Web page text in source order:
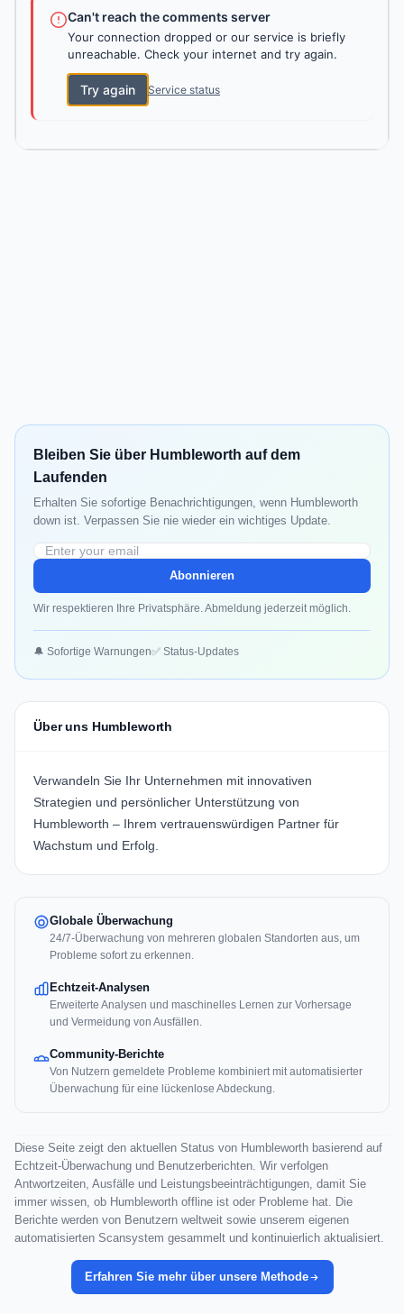
Can't reach the comments server
Your connection dropped or our service is briefly
unreachable. Check your internet and try again.
Try again Service status
Bleiben Sie über Humbleworth auf dem
Laufenden
Erhalten Sie sofortige Benachrichtigungen, wenn Humbleworth
down ist. Verpassen Sie nie wieder ein wichtiges Update.
Abonnieren
Wir respektieren Ihre Privatsphäre. Abmeldung jederzeit möglich.
🔔 Sofortige Warnungen✅ Status-Updates
Über uns Humbleworth
Verwandeln Sie Ihr Unternehmen mit innovativen
Strategien und persönlicher Unterstützung von
Humbleworth – Ihrem vertrauenswürdigen Partner für
Wachstum und Erfolg.
Globale Überwachung
24/7-Überwachung von mehreren globalen Standorten aus, um
Probleme sofort zu erkennen.
Echtzeit-Analysen
Erweiterte Analysen und maschinelles Lernen zur Vorhersage
und Vermeidung von Ausfällen.
Community-Berichte
Von Nutzern gemeldete Probleme kombiniert mit automatisierter
Überwachung für eine lückenlose Abdeckung.
Diese Seite zeigt den aktuellen Status von Humbleworth basierend auf
Echtzeit-Überwachung und Benutzerberichten. Wir verfolgen
Antwortzeiten, Ausfälle und Leistungsbeeinträchtigungen, damit Sie
immer wissen, ob Humbleworth offline ist oder Probleme hat. Die
Berichte werden von Benutzern weltweit sowie unserem eigenen
automatisierten Scansystem gesammelt und kontinuierlich aktualisiert.
Erfahren Sie mehr über unsere Methode